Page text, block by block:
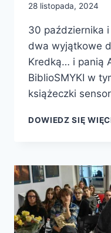
28 listopada, 2024
30 października
dwa wyjątkowe
Kredką… i panią
BiblioSMYKI w
książeczki
DOWIEDZ SIĘ